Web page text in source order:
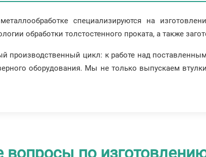
специализируются на
обработки толстостенного проката, а также
производственный цикл: к работе над
оборудования. Мы не только выпускаем
вопросы по